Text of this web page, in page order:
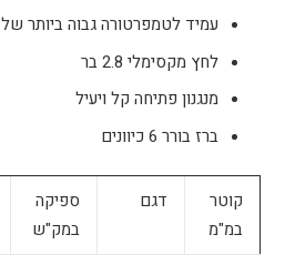
עמיד לטמפרטורה גבוה ביותר של 50 מעלות
לחץ מקסימלי 2.8 בר
מנגנון פתיחה קל ויעיל
ברז בורר 6 כיוונים
קוטר
במ"מ
דגם
ספיקה
במק"ש